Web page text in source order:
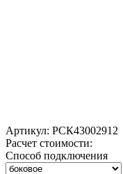
Артикул: РСК43002912
Расчет стоимости:
Способ подключения